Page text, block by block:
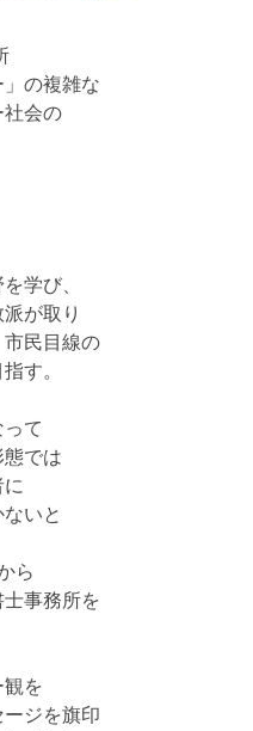
」の複雑な
社会の
学び、
が取り
民目線の
す。
て
では
いと
ら
事務所を
観を
ジを旗印